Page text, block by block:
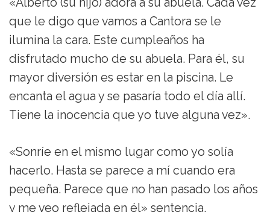
que le digo que vamos a Cantora se le
ilumina la cara. Este cumpleaños ha
disfrutado mucho de su abuela. Para él, su
mayor diversión es estar en la piscina. Le
encanta el agua y se pasaría todo el día allí.
Tiene la inocencia que yo tuve alguna vez».
«Sonríe en el mismo lugar como yo solía
hacerlo. Hasta se parece a mí cuando era
pequeña. Parece que no han pasado los años
y me veo reflejada en él» sentencia.